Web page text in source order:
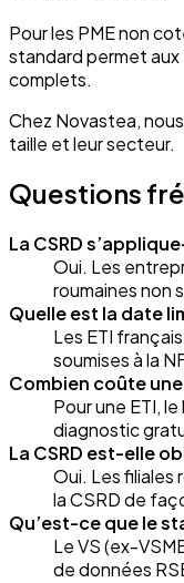
Pour les PME non
standard permet aux
complets.
Chez Novastea,
taille et leur secteur.
Questions
La CSRD
Oui. Les
roumaines non
Quelle est la date
Les ETI
soumises à la
Combien coûte
Pour une ETI,
diagnostic
La CSRD est-elle
Oui. Les filiales
la CSRD de
Qu’est-ce que le
Le VS (ex-
de données